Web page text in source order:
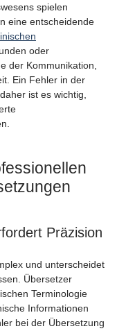
spielen
eine entscheidende
oder
der Kommunikation,
Ein Fehler in der
ist es wichtig,
Präzision
und unterscheidet
Übersetzer
Terminologie
Informationen
bei der Übersetzung